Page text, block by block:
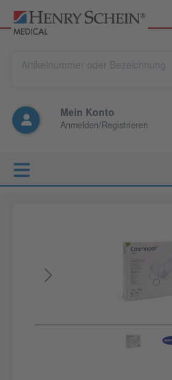
Mein Konto
Anmelden/Registrieren